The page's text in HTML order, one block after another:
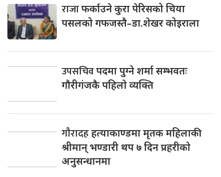
राजाफर्काउने कुरा पेरिसको चिया
पसलको गफजस्तै–डा.शेखर कोइराला
उपसचिवपदमा पुग्ने शर्मा सम्भवतः
गाैरीगंजकै पहिलाे व्यक्ति
गाैरादहहत्याकाण्डमा मृतक महिलाकी
श्रीमान् भण्डारी थप ७ दिन प्रहरीकाे
अनुसन्धानमा